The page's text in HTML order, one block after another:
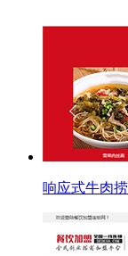
响应式牛肉